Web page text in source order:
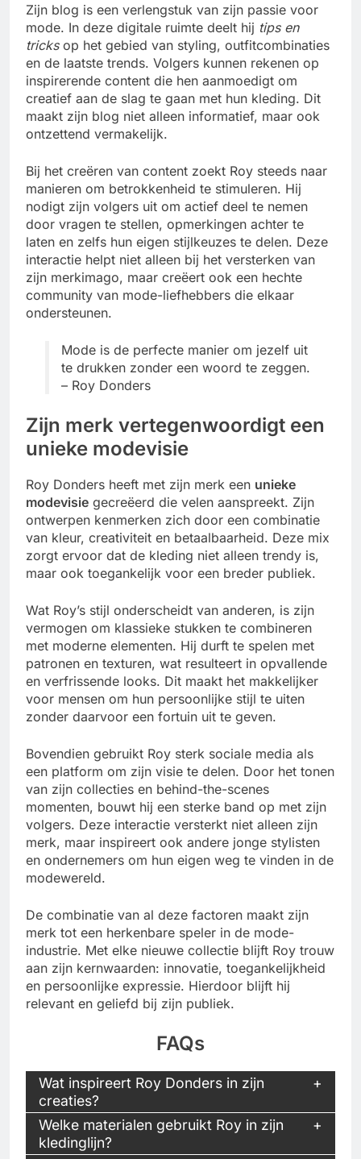
Zijn blog is een verlengstuk van zijn passie voor
mode. In deze digitale ruimte deelt hij tips en
tricksop het gebied van styling, outfitcombinaties
en de laatste trends. Volgers kunnen rekenen op
inspirerende content die hen aanmoedigt om
creatief aan de slag te gaan met hun kleding. Dit
maakt zijn blog niet alleen informatief, maar ook
ontzettend vermakelijk.
Bij het creëren van content zoekt Roy steeds naar
manieren om betrokkenheid te stimuleren. Hij
nodigt zijn volgers uit om actief deel te nemen
door vragen te stellen, opmerkingen achter te
laten en zelfs hun eigen stijlkeuzes te delen. Deze
interactie helpt niet alleen bij het versterken van
zijn merkimago, maar creëert ook een hechte
community van mode-liefhebbers die elkaar
ondersteunen.
Mode is de perfecte manier om jezelf uit
te drukken zonder een woord te zeggen.
– Roy Donders
Zijn merk vertegenwoordigt een
unieke modevisie
Roy Donders heeft met zijn merk een unieke
modevisie gecreëerd die velen aanspreekt. Zijn
ontwerpen kenmerken zich door een combinatie
van kleur, creativiteit en betaalbaarheid. Deze mix
zorgt ervoor dat de kleding niet alleen trendy is,
maar ook toegankelijk voor een breder publiek.
Wat Roy’s stijl onderscheidt van anderen, is zijn
vermogen om klassieke stukken te combineren
met moderne elementen. Hij durft te spelen met
patronen en texturen, wat resulteert in opvallende
en verfrissende looks. Dit maakt het makkelijker
voor mensen om hun persoonlijke stijl te uiten
zonder daarvoor een fortuin uit te geven.
Bovendien gebruikt Roy sterk sociale media als
een platform om zijn visie te delen. Door het tonen
van zijn collecties en behind-the-scenes
momenten, bouwt hij een sterke band op met zijn
volgers. Deze interactie versterkt niet alleen zijn
merk, maar inspireert ook andere jonge stylisten
en ondernemers om hun eigen weg te vinden in de
modewereld.
De combinatie van al deze factoren maakt zijn
merk tot een herkenbare speler in de mode-
industrie. Met elke nieuwe collectie blijft Roy trouw
aan zijn kernwaarden: innovatie, toegankelijkheid
en persoonlijke expressie. Hierdoor blijft hij
relevant en geliefd bij zijn publiek.
FAQs
Wat inspireert Roy Donders in zijn
creaties?
Welke materialen gebruikt Roy in zijn
kledinglijn?